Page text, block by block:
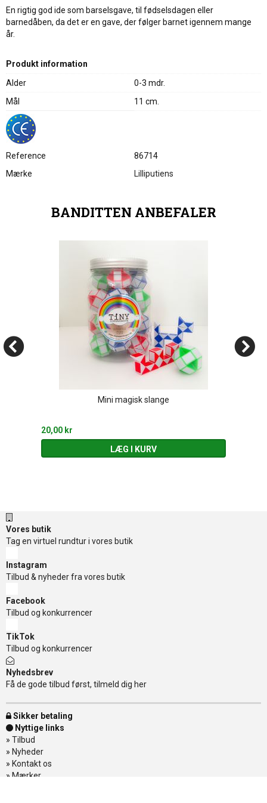
En rigtig god ide som barselsgave, til fødselsdagen eller
barnedåben, da det er en gave, der følger barnet igennem mange
år.
Produkt information
Alder
0-3 mdr.
Mål
11 cm.
Reference
86714
Mærke
Lilliputiens
BANDITTEN ANBEFALER
Mini magisk slange
20,00 kr
LÆG I KURV
Vores butik
Tag en virtuel rundtur i vores butik
Instagram
Tilbud & nyheder fra vores butik
Facebook
Tilbud og konkurrencer
TikTok
Tilbud og konkurrencer
Nyhedsbrev
Få de gode tilbud først, tilmeld dig her
Sikker betaling
Nyttige links
» Tilbud
» Nyheder
» Kontakt os
» Mærker